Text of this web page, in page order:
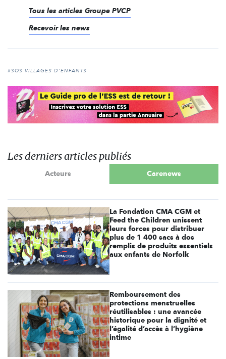
Tous les articles Groupe PVCP
Recevoir les news
#SOS VILLAGES D'ENFANTS
Les derniers articles publiés
Acteurs Carenews
La Fondation CMA CGM et
Feed the Children unissent
leurs forces pour distribuer
plus de 1 400 sacs à dos
remplis de produits essentiels
aux enfants de Norfolk
Remboursement des
protections menstruelles
réutilisables : une avancée
historique pour la dignité et
l’égalité d’accès à l’hygiène
intime